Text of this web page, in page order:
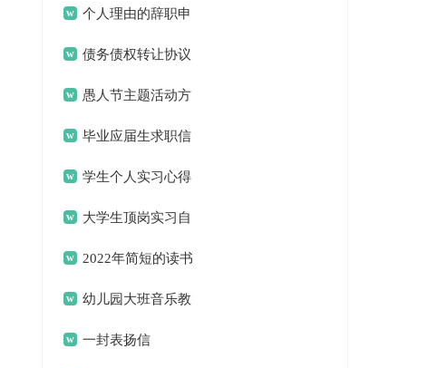
个人理由的辞职申
请书债务债权转让协议
愚人节主题活动方
案 毕业应届生求职信
13篇学生个人实习心得
体会大学生顶岗实习自
我总结2022年简短的读书
名言名句汇总79句
幼儿园大班音乐教
案(汇编15篇)
一封表扬信